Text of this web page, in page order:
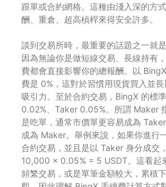
跟單或合約網格。這種由淺入深的方
酬、重倉、超高槓桿來得安全許多。
談到交易所時，最重要的話題之一就
因為無論你是做短線交易、長線持有
費都會直接影響你的總報酬。以
費是 0%，這對於習慣用現貨買入並
吸引力。至於合約交易，BingX 的標
0.02%、Taker 0.05%。所謂 Maker
是吃單，通常市價單更容易成為
成為 Maker。舉例來說，如果你進行
合約交易，並且是以 Taker 身分成交
10,000 × 0.05% = 5 USDT。這看起
頻繁交易，或是單筆金額較大，累積